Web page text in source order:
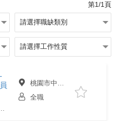
第1/1頁
桃園市中壢區
全職